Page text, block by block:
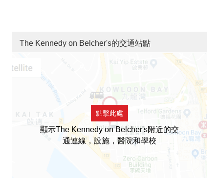
The Kennedy on Belcher's的交通站點
點擊此處
顯示The Kennedy on Belcher's附近的交
通連線，設施，醫院和學校